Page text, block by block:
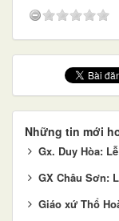
Những tin mới
Gx. Duy Hòa:
GX Châu Sơn:
Giáo xứ Thổ